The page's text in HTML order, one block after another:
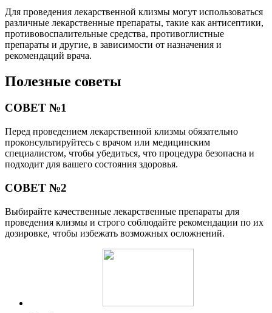
Для проведения лекарственной клизмы могут использоваться
различные лекарственные препараты, такие как антисептики,
противовоспалительные средства, противоглистные
препараты и другие, в зависимости от назначения и
рекомендаций врача.
Полезные советы
СОВЕТ №1
Перед проведением лекарственной клизмы обязательно
проконсультируйтесь с врачом или медицинским
специалистом, чтобы убедиться, что процедура безопасна и
подходит для вашего состояния здоровья.
СОВЕТ №2
Выбирайте качественные лекарственные препараты для
проведения клизмы и строго соблюдайте рекомендации по их
дозировке, чтобы избежать возможных осложнений.